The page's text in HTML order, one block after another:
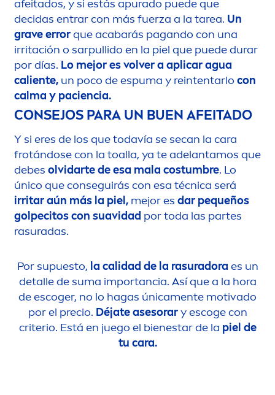
afeitados, y si estás apurado puede que
decidas entrar con más fuerza a la tarea. Un
grave errorque acabarás pagando con una
irritación o sarpullido en la piel que puede durar
por días. Lo mejor es volver a aplicar agua
caliente, un poco de espuma y reintentarlo con
calma y paciencia.
CONSEJOS PARA UN BUEN AFEITADO
Y si eres de los que todavía se secan la cara
frotándose con la toalla, ya te adelantamos que
debes olvidarte de esa mala costumbre. Lo
único que conseguirás con esa técnica será
irritar aún más la piel, mejor es dar pequeños
golpecitos con suavidad por toda las partes
rasuradas.
Por supuesto, la calidad de la rasuradoraes un
detalle de suma importancia. Así que a la hora
de escoger, no lo hagas únicamente motivado
por el precio. Déjate asesorary escoge con
criterio. Está en juego el bienestar de la piel de
tu cara.